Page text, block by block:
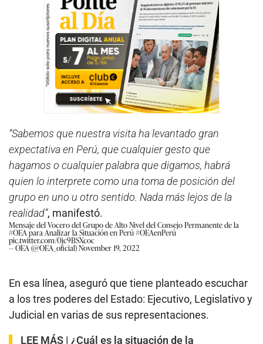
“Sabemos que nuestra visita ha levantado gran
expectativa en Perú, que cualquier gesto que
hagamos o cualquier palabra que digamos, habrá
quien lo interprete como una toma de posición del
grupo en uno u otro sentido. Nada más lejos de la
realidad”, manifestó.
Mensaje del Vocero del Grupo de Alto Nivel del Consejo Permanente de la
#OEApara Analizar la Situación en Perú#OEAenPerú
pic.twitter.com/0jc9BSXcoc
— OEA (@OEA_oficial)November 19, 2022
En esa línea, aseguró que tiene planteado escuchar
a los tres poderes del Estado: Ejecutivo, Legislativo y
Judicial en varias de sus representaciones.
LEE MÁS | ¿Cuál es la situación de la